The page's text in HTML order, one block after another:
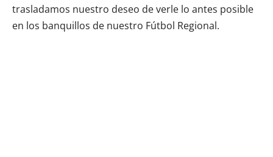
trasladamos nuestro deseo de verle lo antes posible
en los banquillos de nuestro Fútbol Regional.